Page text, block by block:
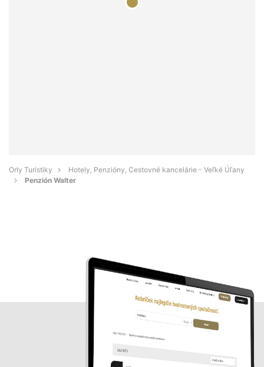
Orly Turistiky
Hotely, Penzióny, Cestovné kancelárie - Veľké Úľany
Penzión Walter